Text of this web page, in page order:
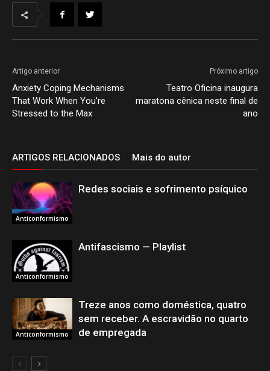
Artigo anterior
Anxiety Coping Mechanisms
That Work When You’re
Stressed to the Max
Próximo artigo
Teatro Oficina inaugura
maratona cênica neste final de
ano
ARTIGOS RELACIONADOS Mais do autor
Anticonformismo
Redes sociais e sofrimento psíquico
Anticonformismo
Antifascismo — Playlist
Anticonformismo
Treze anos como doméstica, quatro
sem receber. A escravidão no quarto
de empregada